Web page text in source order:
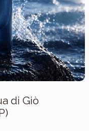
di Giò